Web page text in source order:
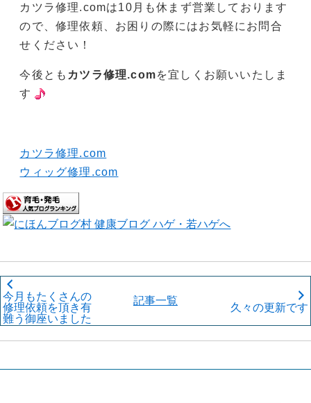
カツラ修理.comは10月も休まず営業しております
ので、修理依頼、お困りの際にはお気軽にお問合
せください！
今後とも カツラ修理.comを宜しくお願いいたしま
す
カツラ修理.com
ウィッグ修理.com
今月もたくさんの
修理依頼を頂き有
難う御座いました
記事一覧
久々の更新です